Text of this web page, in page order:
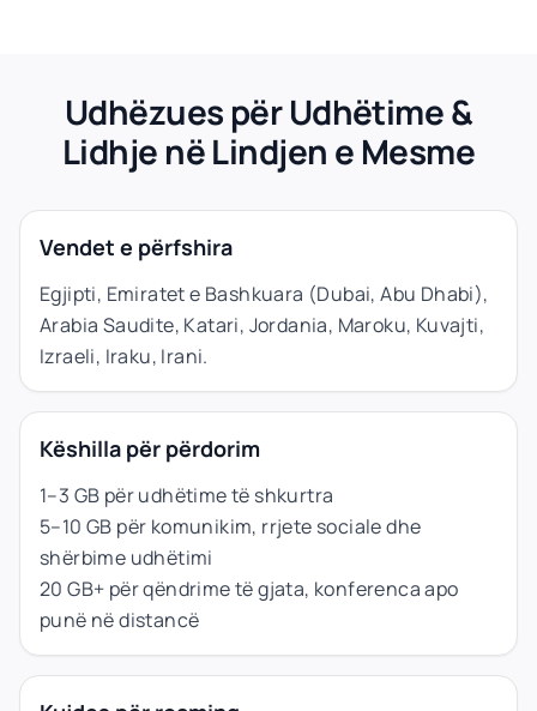
Udhëzues për Udhëtime &
Lidhje në Lindjen e Mesme
Vendet e përfshira
Egjipti, Emiratet e Bashkuara (Dubai, Abu Dhabi),
Arabia Saudite, Katari, Jordania, Maroku, Kuvajti,
Izraeli, Iraku, Irani.
Këshilla për përdorim
1–3 GB për udhëtime të shkurtra
5–10 GB për komunikim, rrjete sociale dhe
shërbime udhëtimi
20 GB+ për qëndrime të gjata, konferenca apo
punë në distancë